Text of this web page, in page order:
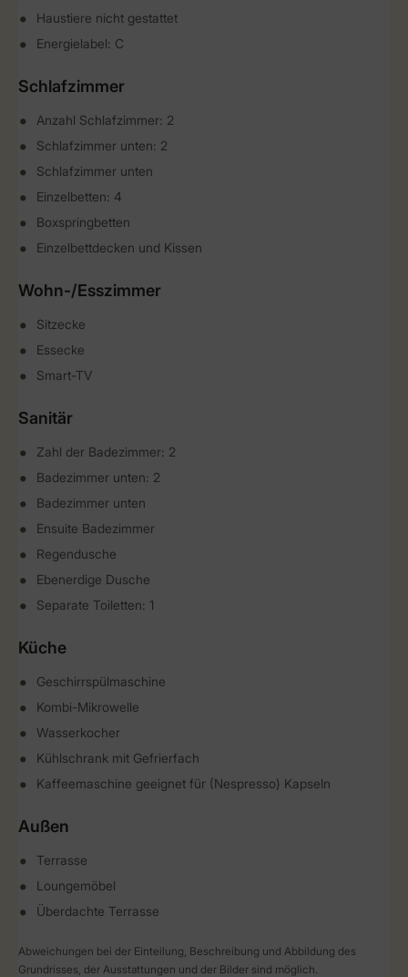
Haustiere nicht gestattet
Energielabel: C
Schlafzimmer
Anzahl Schlafzimmer: 2
Schlafzimmer unten: 2
Schlafzimmer unten
Einzelbetten: 4
Boxspringbetten
Einzelbettdecken und Kissen
Wohn-/Esszimmer
Sitzecke
Essecke
Smart-TV
Sanitär
Zahl der Badezimmer: 2
Badezimmer unten: 2
Badezimmer unten
Ensuite Badezimmer
Regendusche
Ebenerdige Dusche
Separate Toiletten: 1
Küche
Geschirrspülmaschine
Kombi-Mikrowelle
Wasserkocher
Kühlschrank mit Gefrierfach
Kaffeemaschine geeignet für (Nespresso) Kapseln
Außen
Terrasse
Loungemöbel
Überdachte Terrasse
Abweichungen bei der Einteilung, Beschreibung und Abbildung des
Grundrisses, der Ausstattungen und der Bilder sind möglich.